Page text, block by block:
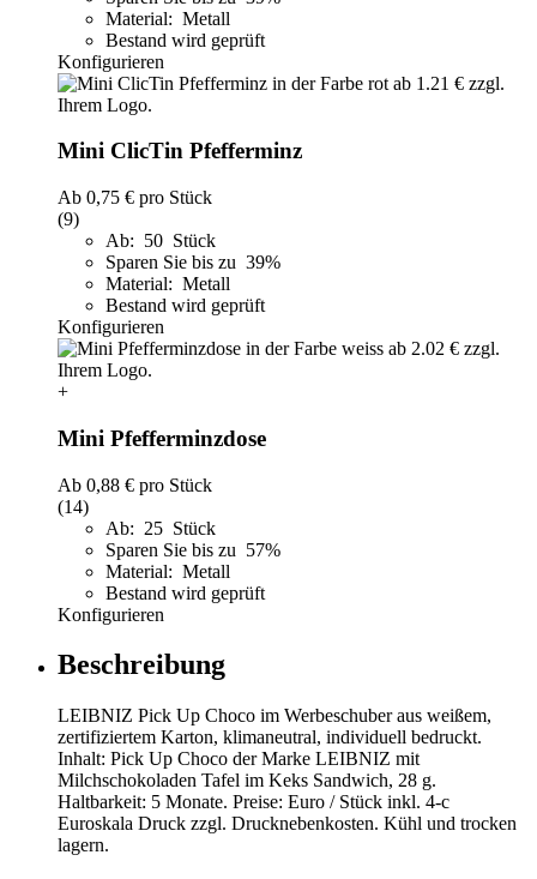
Material: Metall
Bestand wird geprüft
Konfigurieren
Mini ClicTin Pfefferminz
Ab 0,75 € pro Stück
(9)
Ab: 50 Stück
Sparen Sie bis zu 39%
Material: Metall
Bestand wird geprüft
Konfigurieren
+
Mini Pfefferminzdose
Ab 0,88 € pro Stück
(14)
Ab: 25 Stück
Sparen Sie bis zu 57%
Material: Metall
Bestand wird geprüft
Konfigurieren
Beschreibung
LEIBNIZ Pick Up Choco im Werbeschuber aus weißem,
zertifiziertem Karton, klimaneutral, individuell bedruckt.
Inhalt: Pick Up Choco der Marke LEIBNIZ mit
Milchschokoladen Tafel im Keks Sandwich, 28 g.
Haltbarkeit: 5 Monate. Preise: Euro / Stück inkl. 4-c
Euroskala Druck zzgl. Drucknebenkosten. Kühl und trocken
lagern.